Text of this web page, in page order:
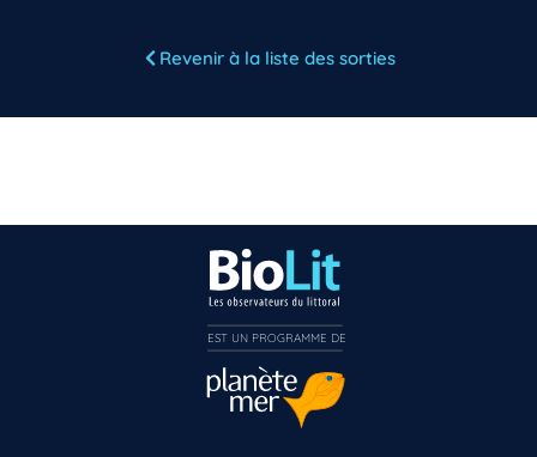
Revenir à la liste des sorties